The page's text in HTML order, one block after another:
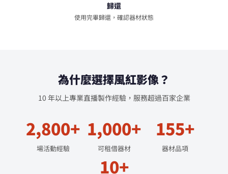
歸還
使用完畢歸還，確認器材狀態
為什麼選擇風紅影像？
10 年以上專業直播製作經驗，服務超過百家企業
2,800+
場活動經驗
1,000+
可租借器材
155+
器材品項
10+